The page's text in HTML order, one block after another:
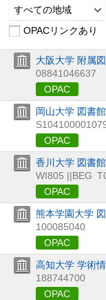
すべての地域
OPACリンクあり
大阪大学 附属
08841046637
OPAC
岡山大学 図書
OPAC
香川大学 図書
WI805 ||BEG
OPAC
熊本学園大学
100085040
OPAC
高知大学 学術
188744700
OPAC